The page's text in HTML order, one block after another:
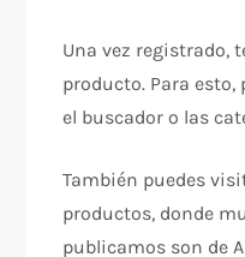
Una vez registrado,
producto. Para
el buscador o las
También puedes
productos, donde
publicamos son de